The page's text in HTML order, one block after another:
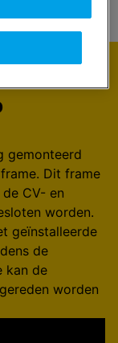
gemonteerd
Dit frame
CV- en
worden.
geïnstalleerde
de
kan de
worden